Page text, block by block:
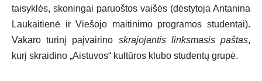
taisyklės, skoningai paruoštos vaišės (dėstytoja Antanina
Laukaitienė ir Viešojo maitinimo programos studentai).
Vakaro turinį paįvairino skrajojantis linksmasis paštas,
kurį skraidino „Aistuvos“ kultūros klubo studentų grupė.